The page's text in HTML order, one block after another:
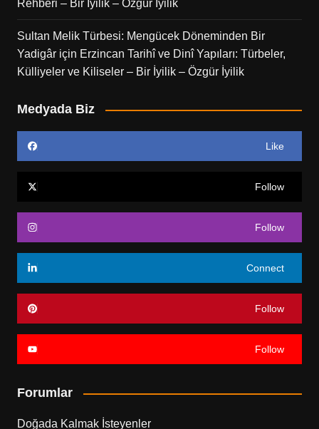
Rehberi – Bir İyilik – Özgür İyilik
Sultan Melik Türbesi: Mengücek Döneminden Bir
Yadigâriçin Erzincan Tarihî ve Dinî Yapıları: Türbeler,
Külliyeler ve Kiliseler – Bir İyilik – Özgür İyilik
Medyada Biz
Like
Follow
Follow
Connect
Follow
Follow
Forumlar
Doğada Kalmak İsteyenler